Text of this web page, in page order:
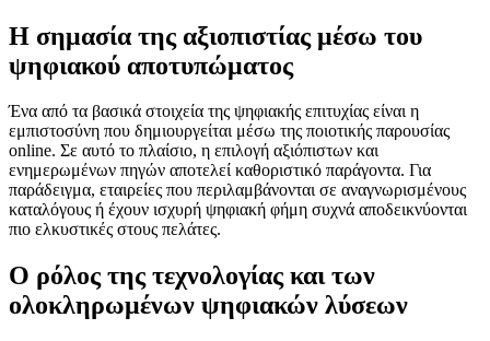
Η σημασία της αξιοπιστίας μέσω του
ψηφιακού αποτυπώματος
Ένα από τα βασικά στοιχεία της ψηφιακής επιτυχίας είναι η
εμπιστοσύνη που δημιουργείται μέσω της ποιοτικής παρουσίας
online. Σε αυτό το πλαίσιο, η επιλογή αξιόπιστων και
ενημερωμένων πηγών αποτελεί καθοριστικό παράγοντα. Για
παράδειγμα, εταιρείες που περιλαμβάνονται σε αναγνωρισμένους
καταλόγους ή έχουν ισχυρή ψηφιακή φήμη συχνά αποδεικνύονται
πιο ελκυστικές στους πελάτες.
Ο ρόλος της τεχνολογίας και των
ολοκληρωμένων ψηφιακών λύσεων